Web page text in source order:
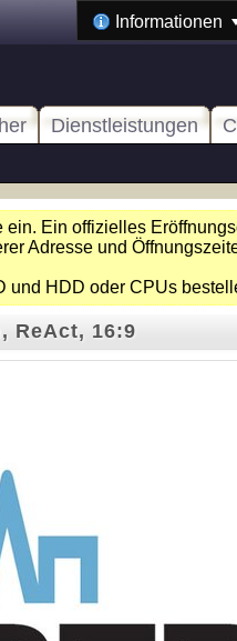
Informationen
Dienstleistungen
Ein offizielles
Adresse und
und HDD oder CPUs
ReAct, 16:9